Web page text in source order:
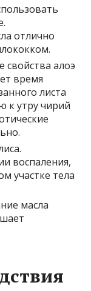
отлично
алоэ
время
листа
к утру чирий
воспаления,
участке тела
масла